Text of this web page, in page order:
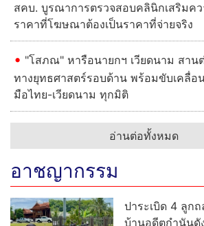
สคบ. บูรณาการตรวจสอบคลินิกเสริมค
ราคาที่โฆษณาต้องเป็นราคาที่จ่ายจริง
"โสภณ" หารือนายกฯ เวียดนาม สาน
ทางยุทธศาสตร์รอบด้าน พร้อมขับเคลื่อ
มือไทย-เวียดนาม ทุกมิติ
อ่านต่อทั้งหมด
อาชญากรรม
ปาระเบิด 4 ลูก
บ้านอดีตกำนัน